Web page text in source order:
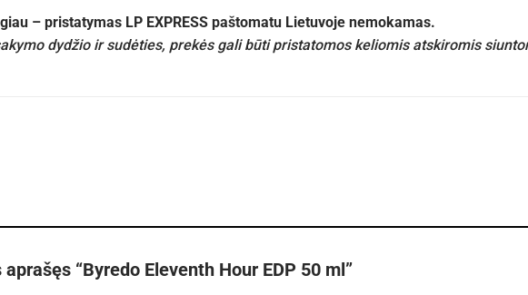
– pristatymas LP EXPRESS paštomatu Lietuvoje nemokamas.
dydžio ir sudėties, prekės gali būti pristatomos keliomis atskiromis
“Byredo Eleventh Hour EDP 50 ml”